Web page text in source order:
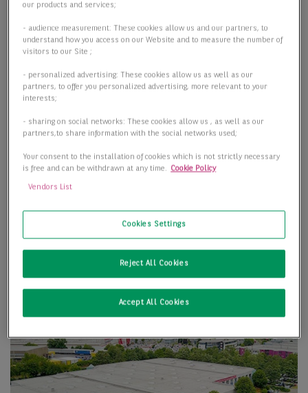
our products and services;
- audience measurement: These cookies allow us and our partners, to
understand how you access on our Website and to measure the number of
visitors to our Site ;
- personalized advertising: These cookies allow us as well as our
partners, to offer you personalized advertising, more relevant to your
interests;
- sharing on social networks: These cookies allow us , as well as our
partners,to share information with the social networks used;
Your consent to the installation of cookies which is not strictly necessary
is free and can be withdrawn at any time. Cookie Policy
Vendors List
Cookies Settings
Reject All Cookies
Accept All Cookies